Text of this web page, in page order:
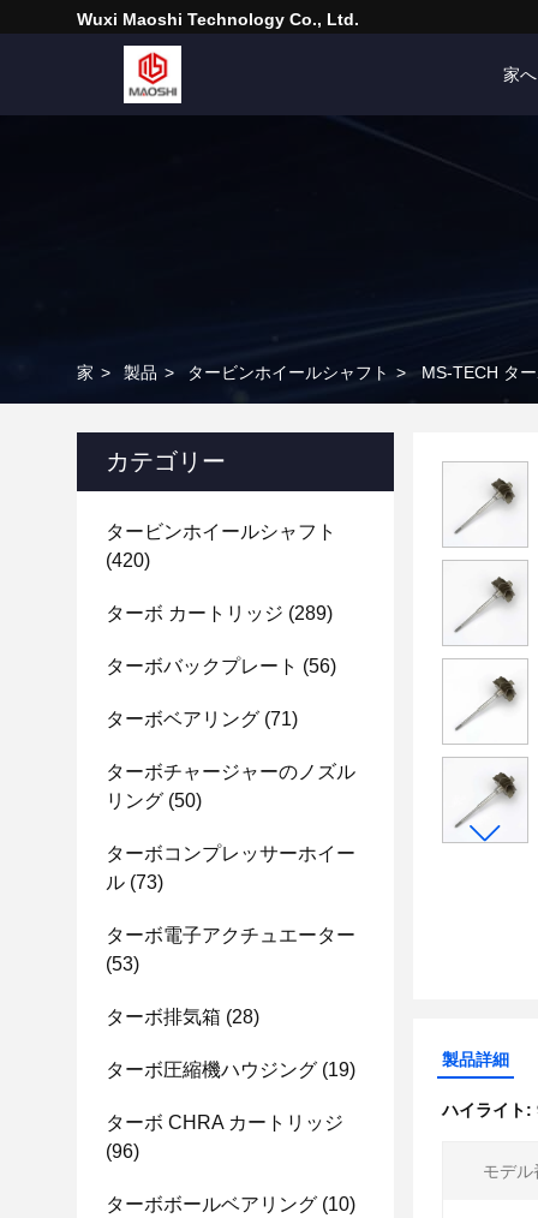
Wuxi Maoshi Technology Co., Ltd.
家へ
家 > 製品 > タービンホイールシャフト > MS-TECH タ
カテゴリー
タービンホイールシャフト
(420)
ターボ カートリッジ (289)
ターボバックプレート (56)
ターボベアリング (71)
ターボチャージャーのノズル
リング (50)
ターボコンプレッサーホイー
ル (73)
ターボ電子アクチュエーター
(53)
ターボ排気箱 (28)
ターボ圧縮機ハウジング (19)
ターボ CHRA カートリッジ
(96)
ターボボールベアリング (10)
製品詳細
ハイライト:
モデル